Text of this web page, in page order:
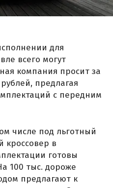
для
всего могут
компания просит за
предлагая
с передним
числе под льготный
кроссовер в
готовы
100 тыс. дороже
предлагают к